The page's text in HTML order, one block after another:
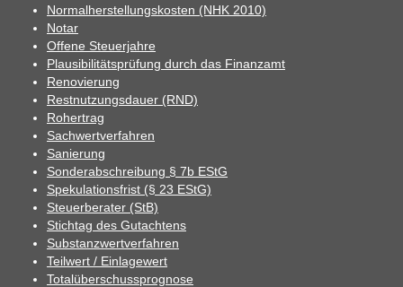
Normalherstellungskosten (NHK 2010)
Notar
Offene Steuerjahre
Plausibilitätsprüfung durch das Finanzamt
Renovierung
Restnutzungsdauer (RND)
Rohertrag
Sachwertverfahren
Sanierung
Sonderabschreibung § 7b EStG
Spekulationsfrist (§ 23 EStG)
Steuerberater (StB)
Stichtag des Gutachtens
Substanzwertverfahren
Teilwert / Einlagewert
Totalüberschussprognose